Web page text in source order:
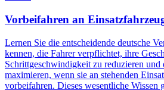
Vorbeifahren an
Lernen Sie die entscheidende deutsche
kennen, die Fahrer verpflichtet, ihre
Schrittgeschwindigkeit zu reduzieren und
maximieren, wenn sie an stehenden
vorbeifahren. Dieses wesentliche Wissen